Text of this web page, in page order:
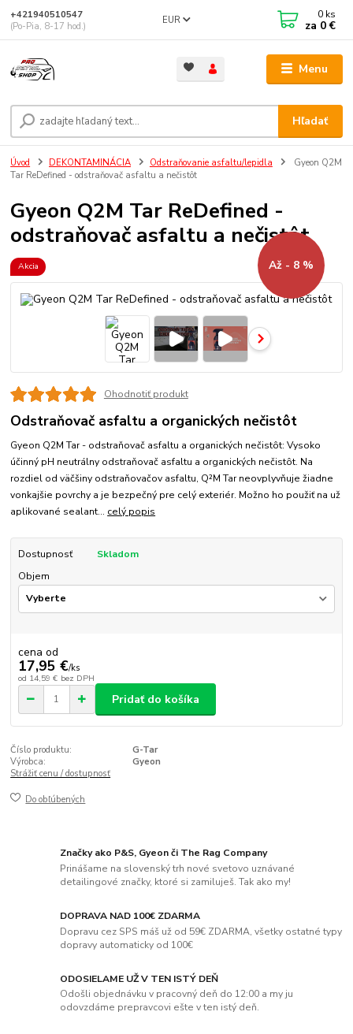
Menu
EUR
Hľadať
+421940510547
(Po-Pia, 8-17 hod.)
0 ks
za 0 €
Úvod DEKONTAMINÁCIA Odstraňovanie asfaltu/lepidla
Gyeon Q2M
Tar ReDefined - odstraňovač asfaltu a nečistôt
Gyeon Q2M Tar ReDefined -
odstraňovač asfaltu a nečistôt
Akcia Až - 8 %
Ohodnotiť produkt
Odstraňovač asfaltu a organických nečistôt
Gyeon Q2M Tar - odstraňovač asfaltu a organických nečistôt: Vysoko
účinný pH neutrálny odstraňovač asfaltu a organických nečistôt. Na
rozdiel od väčšiny odstraňovačov asfaltu, Q²M Tar neovplyvňuje žiadne
vonkajšie povrchy a je bezpečný pre celý exteriér. Možno ho použiť na už
aplikované sealant... celý popis
Dostupnosť
Skladom
Objem
cena od
17,95 €/ks
od 14,59 € bez DPH
Pridať do košíka
Číslo produktu:
G-Tar
Výrobca:
Gyeon
Strážiť cenu / dostupnosť
Do obľúbených
Značky ako P&S, Gyeon či The Rag Company
Prinášame na slovenský trh nové svetovo uznávané
detailingové značky, ktoré si zamiluješ. Tak ako my!
DOPRAVA NAD 100€ ZDARMA
Dopravu cez SPS máš už od 59€ ZDARMA, všetky ostatné typy
dopravy automaticky od 100€
ODOSIELAME UŽ V TEN ISTÝ DEŇ
Odošli objednávku v pracovný deň do 12:00 a my ju
odovzdáme prepravcovi ešte v ten istý deň.